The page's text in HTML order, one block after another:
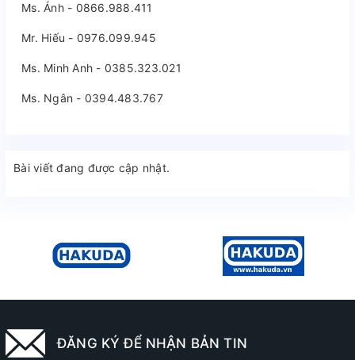
Ms. Ánh - 0866.988.411
Mr. Hiếu - 0976.099.945
Ms. Minh Anh - 0385.323.021
Ms. Ngân - 0394.483.767
Bài viết đang được cập nhật.
ĐĂNG KÝ ĐỂ NHẬN BẢN TIN